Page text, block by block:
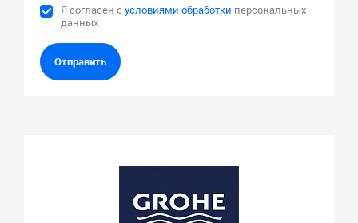
Я согласен сусловиями обработки персональных
данных
Отправить